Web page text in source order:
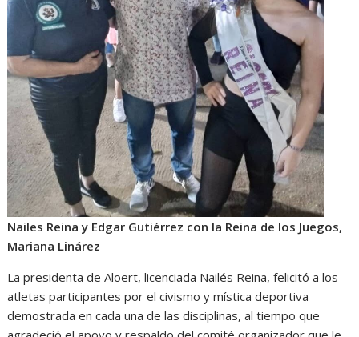
Nailes Reina y Edgar Gutiérrez con la Reina de los Juegos,
Mariana Linárez
La presidenta de Aloert, licenciada Nailés Reina, felicitó a los
atletas participantes por el civismo y mística deportiva
demostrada en cada una de las disciplinas, al tiempo que